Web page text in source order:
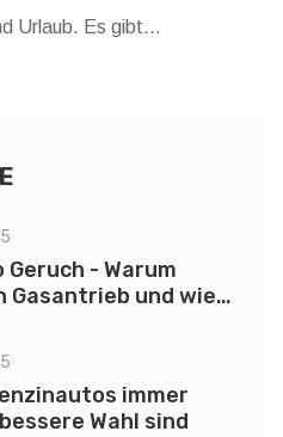
Urlaub. Es gibt
das nächste Mal für mehrere
Geruch - Warum
Gasantrieb und wie
immer
Wahl sind